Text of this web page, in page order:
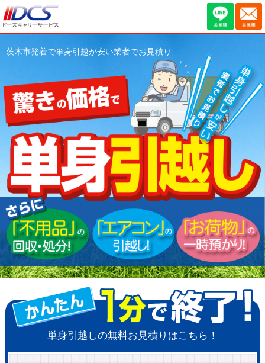
茨木市発着で単身引越が安い業者でお見積り
単身引越しの無料お見積りはこちら！